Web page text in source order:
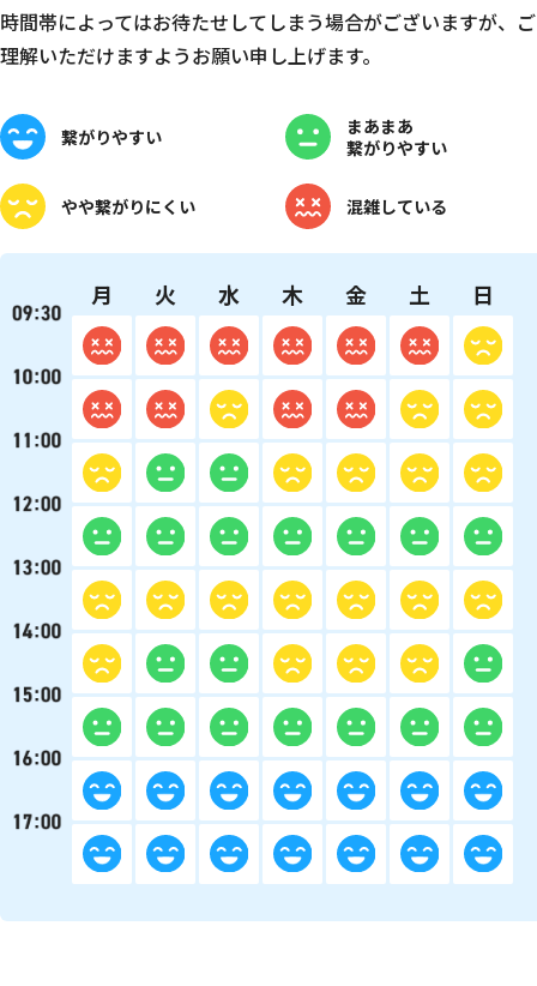
時間帯によってはお待たせしてしまう場合がございますが、ご
理解いただけますようお願い申し上げます。
繋がりやすい
まあまあ
繋がりやすい
やや繋がりにくい 混雑している
月 火 水 木 金 土 日